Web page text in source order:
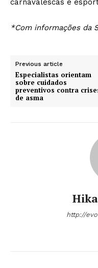
carnavalescas e
*Com informações da
Previous article
Especialistas orientam
sobre cuidados
preventivos contra
de asma
http://